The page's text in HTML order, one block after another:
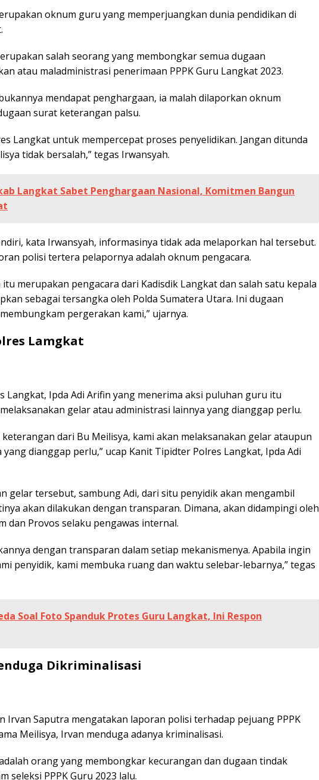
oknum guru yang memperjuangkan dunia pendidikan di
salah seorang yang membongkar semua dugaan
atau maladministrasi penerimaan PPPK Guru Langkat 2023.
mendapat penghargaan, ia malah dilaporkan oknum
surat keterangan palsu.
Langkat untuk mempercepat proses penyelidikan. Jangan ditunda
tidak bersalah,” tegas Irwansyah.
Langkat Sabet Penghargaan Nasional, Komitmen Bangun
kata Irwansyah, informasinya tidak ada melaporkan hal tersebut.
polisi tertera pelapornya adalah oknum pengacara.
itu merupakan pengacara dari Kadisdik Langkat dan salah satu kepala
sebagai tersangka oleh Polda Sumatera Utara. Ini dugaan
pergerakan kami,” ujarnya.
Lamgkat
Langkat, Ipda Adi Arifin yang menerima aksi puluhan guru itu
gelar atau administrasi lainnya yang dianggap perlu.
keterangan dari Bu Meilisya, kami akan melaksanakan gelar ataupun
dianggap perlu,” ucap Kanit Tipidter Polres Langkat, Ipda Adi
gelar tersebut, sambung Adi, dari situ penyidik akan mengambil
akan dilakukan dengan transparan. Dimana, akan didampingi oleh
dan Provos selaku pengawas internal.
dengan transparan dalam setiap mekanismenya. Apabila ingin
penyidik, kami membuka ruang dan waktu selebar-lebarnya,” tegas
Soal Foto Spanduk Protes Guru Langkat, Ini Respon
Dikriminalisasi
Irvan Saputra mengatakan laporan polisi terhadap pejuang PPPK
Meilisya, Irvan menduga adanya kriminalisasi.
orang yang membongkar kecurangan dan dugaan tindak
seleksi PPPK Guru 2023 lalu.